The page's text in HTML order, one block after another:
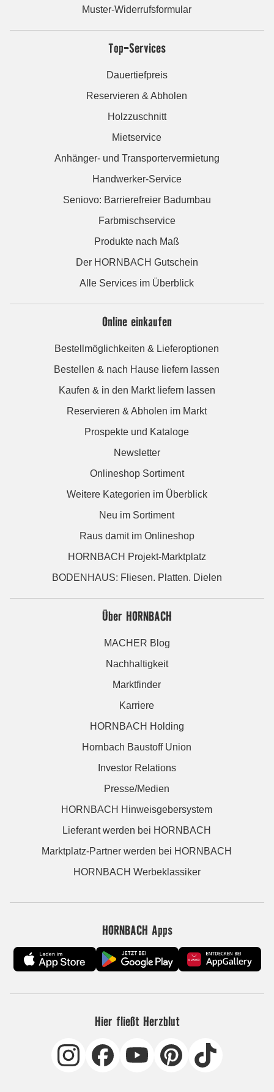
Muster-Widerrufsformular
Top-Services
Dauertiefpreis
Reservieren & Abholen
Holzzuschnitt
Mietservice
Anhänger- und Transportervermietung
Handwerker-Service
Seniovo: Barrierefreier Badumbau
Farbmischservice
Produkte nach Maß
Der HORNBACH Gutschein
Alle Services im Überblick
Online einkaufen
Bestellmöglichkeiten & Lieferoptionen
Bestellen & nach Hause liefern lassen
Kaufen & in den Markt liefern lassen
Reservieren & Abholen im Markt
Prospekte und Kataloge
Newsletter
Onlineshop Sortiment
Weitere Kategorien im Überblick
Neu im Sortiment
Raus damit im Onlineshop
HORNBACH Projekt-Marktplatz
BODENHAUS: Fliesen. Platten. Dielen
Über HORNBACH
MACHER Blog
Nachhaltigkeit
Marktfinder
Karriere
HORNBACH Holding
Hornbach Baustoff Union
Investor Relations
Presse/Medien
HORNBACH Hinweisgebersystem
Lieferant werden bei HORNBACH
Marktplatz-Partner werden bei HORNBACH
HORNBACH Werbeklassiker
HORNBACH Apps
Hier fließt Herzblut